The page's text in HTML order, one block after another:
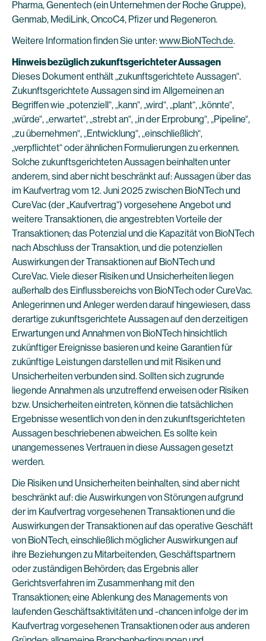
Pharma, Genentech (ein Unternehmen der Roche Gruppe),
Genmab, MediLink, OncoC4, Pfizer und Regeneron.
Weitere Information finden Sie unter:www.BioNTech.de.
Hinweis bezüglich zukunftsgerichteter Aussagen
Dieses Dokument enthält „zukunftsgerichtete Aussagen“.
Zukunftsgerichtete Aussagen sind im Allgemeinen an
Begriffen wie „potenziell“, „kann“, „wird“, „plant“, „könnte“,
„würde“, „erwartet“, „strebt an“, „in der Erprobung“, „Pipeline“,
„zu übernehmen“, „Entwicklung“, „einschließlich“,
„verpflichtet“ oder ähnlichen Formulierungen zu erkennen.
Solche zukunftsgerichteten Aussagen beinhalten unter
anderem, sind aber nicht beschränkt auf: Aussagen über das
im Kaufvertrag vom 12. Juni 2025 zwischen BioNTech und
CureVac (der „Kaufvertrag“) vorgesehene Angebot und
weitere Transaktionen, die angestrebten Vorteile der
Transaktionen; das Potenzial und die Kapazität von BioNTech
nach Abschluss der Transaktion, und die potenziellen
Auswirkungen der Transaktionen auf BioNTech und
CureVac. Viele dieser Risiken und Unsicherheiten liegen
außerhalb des Einflussbereichs von BioNTech oder CureVac.
Anlegerinnen und Anleger werden darauf hingewiesen, dass
derartige zukunftsgerichtete Aussagen auf den derzeitigen
Erwartungen und Annahmen von BioNTech hinsichtlich
zukünftiger Ereignisse basieren und keine Garantien für
zukünftige Leistungen darstellen und mit Risiken und
Unsicherheiten verbunden sind. Sollten sich zugrunde
liegende Annahmen als unzutreffend erweisen oder Risiken
bzw. Unsicherheiten eintreten, können die tatsächlichen
Ergebnisse wesentlich von den in den zukunftsgerichteten
Aussagen beschriebenen abweichen. Es sollte kein
unangemessenes Vertrauen in diese Aussagen gesetzt
werden.
Die Risiken und Unsicherheiten beinhalten, sind aber nicht
beschränkt auf: die Auswirkungen von Störungen aufgrund
der im Kaufvertrag vorgesehenen Transaktionen und die
Auswirkungen der Transaktionen auf das operative Geschäft
von BioNTech, einschließlich möglicher Auswirkungen auf
ihre Beziehungen zu Mitarbeitenden, Geschäftspartnern
oder zuständigen Behörden; das Ergebnis aller
Gerichtsverfahren im Zusammenhang mit den
Transaktionen; eine Ablenkung des Managements von
laufenden Geschäftsaktivitäten und -chancen infolge der im
Kaufvertrag vorgesehenen Transaktionen oder aus anderen